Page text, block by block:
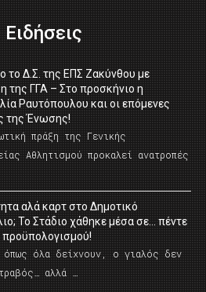
το Δ.Σ. της ΕΠΣ Ζακύνθου με
της ΓΓΑ – Στο προσκήνιο η
Ραυτόπουλου και οι επόμενες
της Ένωσης!
πράξη της Γενικής
Αθλητισμού προκαλεί ανατροπές
αλά καρτ στο Δημοτικό
Το Στάδιο χάθηκε μέσα σε… πέντε
προϋπολογισμού!
όπως όλα δείχνουν, ο γιαλός δεν
αλλά …